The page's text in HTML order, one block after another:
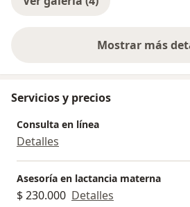
Mostrar mássobre
Servicios y precios
Consulta en línea
Detalles
Asesoría en lactancia materna
$ 230.000 Detalles